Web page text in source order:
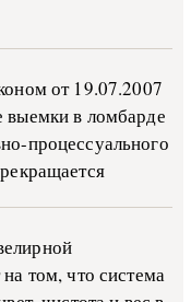
от 19.07.2007
в ло­м­бар­де
­про­цес­су­аль­но­го
том, что система